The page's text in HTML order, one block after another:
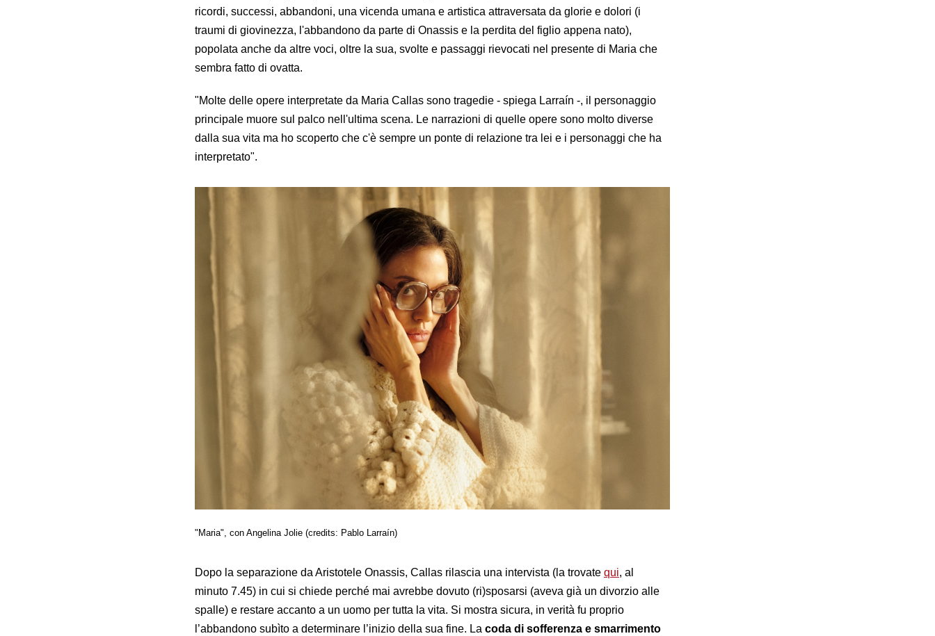
ricordi, successi, abbandoni, una vicenda umana e artistica attraversata da glorie e dolori (i
traumi di giovinezza, l'abbandono da parte di Onassis e la perdita del figlio appena nato),
popolata anche da altre voci, oltre la sua, svolte e passaggi rievocati nel presente di Maria che
sembra fatto di ovatta.
"Molte delle opere interpretate da Maria Callas sono tragedie - spiega Larraín -, il personaggio
principale muore sul palco nell'ultima scena. Le narrazioni di quelle opere sono molto diverse
dalla sua vita ma ho scoperto che c'è sempre un ponte di relazione tra lei e i personaggi che ha
interpretato".
"Maria", con Angelina Jolie (credits: Pablo Larraín)
Dopo la separazione da Aristotele Onassis, Callas rilascia una intervista (la trovate qui, al
minuto 7.45) in cui si chiede perché mai avrebbe dovuto (ri)sposarsi (aveva già un divorzio alle
spalle) e restare accanto a un uomo per tutta la vita. Si mostra sicura, in verità fu proprio
l’abbandono subìto a determinare l’inizio della sua fine. La coda di sofferenza e smarrimento